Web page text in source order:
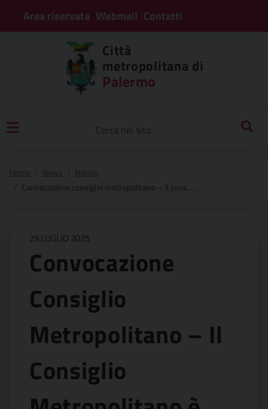
Area riservata Webmail Contatti
Città
metropolitana di
Palermo
29 LUGLIO 2025
Convocazione
Consiglio
Metropolitano – Il
Consiglio